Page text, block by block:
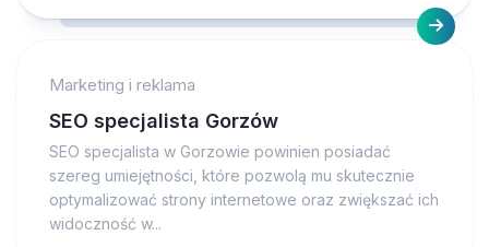
Marketing i reklama
SEO specjalista Gorzów
SEO specjalista w Gorzowie powinien posiadać
szereg umiejętności, które pozwolą mu skutecznie
optymalizować strony internetowe oraz zwiększać ich
widoczność w...